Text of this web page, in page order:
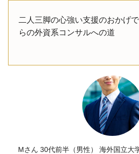
二人三脚の心強い支援のおかげ
らの外資系コンサルへの道
Mさん 30代前半（男性） 海外国立大